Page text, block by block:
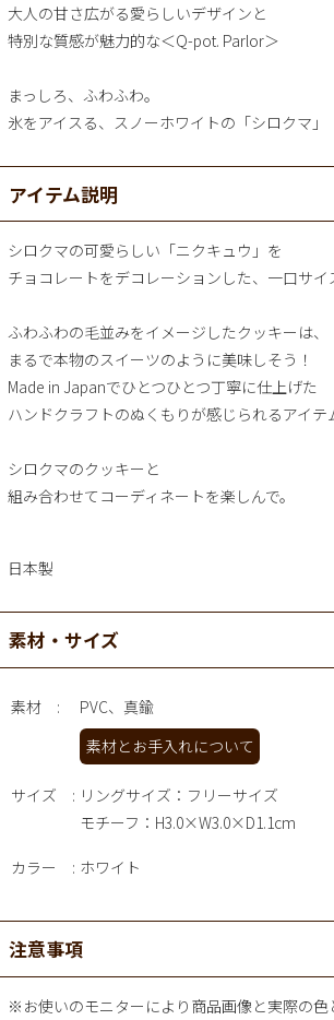
大人の甘さ広がる愛らしいデザインと
特別な質感が魅力的な＜Q-pot. Parlor＞
まっしろ、ふわふわ。
氷をアイスる、スノーホワイトの「シロクマ」
アイテム説明
シロクマの可愛らしい「ニクキュウ」を
チョコレートをデコレーションした、一口サイ
ふわふわの毛並みをイメージしたクッキーは、
まるで本物のスイーツのように美味しそう！
Made in Japanでひとつひとつ丁寧に仕上げた
ハンドクラフトのぬくもりが感じられるアイテ
シロクマのクッキーと
組み合わせてコーディネートを楽しんで。
日本製
素材・サイズ
素材
PVC、真鍮
素材とお手入れについて
サイズ
リングサイズ：フリーサイズ
モチーフ：H3.0×W3.0×D1.1cm
カラー ホワイト
注意事項
※お使いのモニターにより商品画像と実際の色